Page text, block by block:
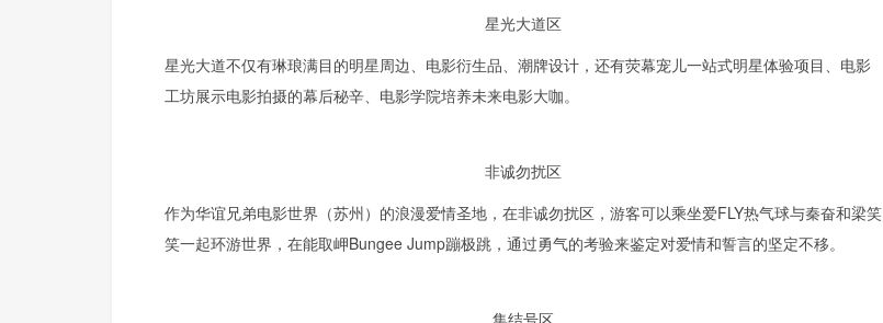
星光大道区
星光大道不仅有琳琅满目的明星周边、电影衍生品、潮牌设计，还有荧幕宠儿一站式明星体验项目、电影
工坊展示电影拍摄的幕后秘辛、电影学院培养未来电影大咖。
非诚勿扰区
作为华谊兄弟电影世界（苏州）的浪漫爱情圣地，在非诚勿扰区，游客可以乘坐爱FLY热气球与秦奋和梁笑
笑一起环游世界，在能取岬Bungee Jump蹦极跳，通过勇气的考验来鉴定对爱情和誓言的坚定不移。